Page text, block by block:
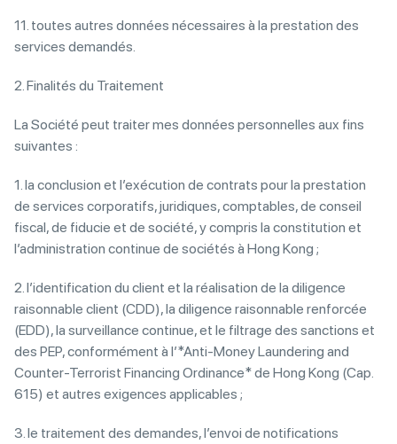
11. toutes autres données nécessaires à la prestation des
services demandés.
2. Finalités du Traitement
La Société peut traiter mes données personnelles aux fins
suivantes :
1. la conclusion et l’exécution de contrats pour la prestation
de services corporatifs, juridiques, comptables, de conseil
fiscal, de fiducie et de société, y compris la constitution et
l’administration continue de sociétés à Hong Kong ;
2. l’identification du client et la réalisation de la diligence
raisonnable client (CDD), la diligence raisonnable renforcée
(EDD), la surveillance continue, et le filtrage des sanctions et
des PEP, conformément à l’*Anti-Money Laundering and
Counter-Terrorist Financing Ordinance* de Hong Kong (Cap.
615) et autres exigences applicables ;
3. le traitement des demandes, l’envoi de notifications